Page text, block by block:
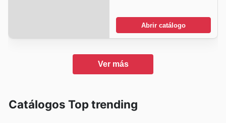
Abrir catálogo
Ver más
Catálogos Top trending